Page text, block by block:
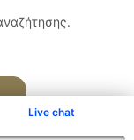
Live chat